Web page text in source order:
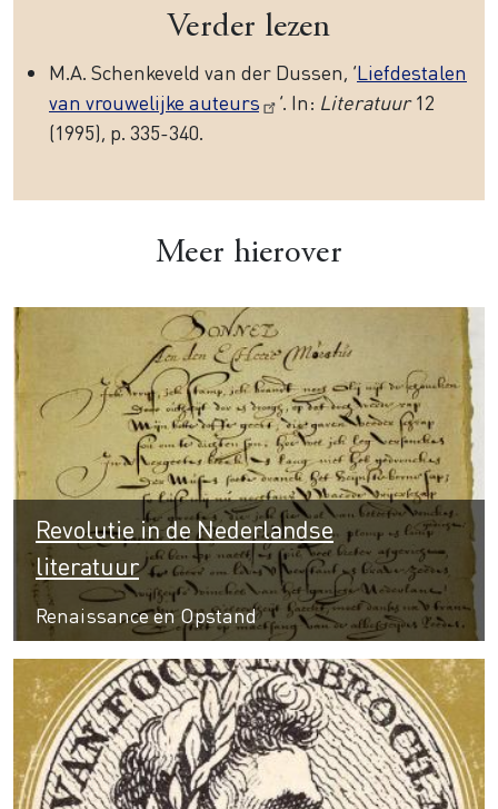
Verder lezen
M.A. Schenkeveld van der Dussen, ‘Liefdestalen
van vrouwelijke auteurs
’. In: Literatuur12
(1995), p. 335-340.
Meer hierover
Revolutie in de Nederlandse
literatuur
Renaissance en Opstand